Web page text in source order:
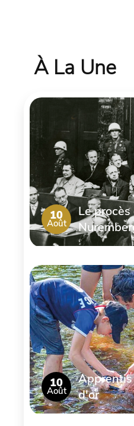
À La Une
10
Août
Le procès
10
Août
d'or